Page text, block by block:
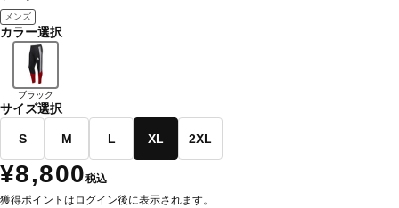
メンズ
カラー選択
ブラック
サイズ選択
S M L XL 2XL
¥8,800税込
獲得ポイントはログイン後に表示されます。